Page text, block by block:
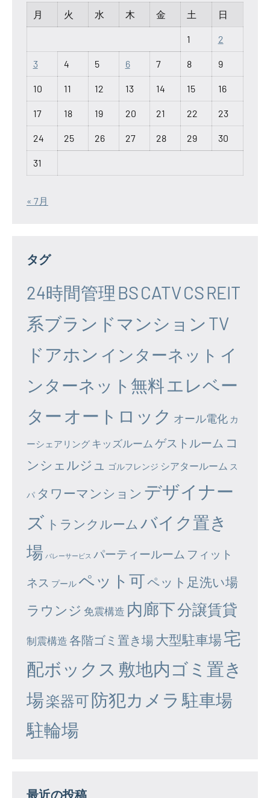
月
火 水 木 金 土 日
1 2
3 4 5 6 7 8 9
10 11 12 13 14 15 16
17 18 19 20 21 22 23
24 25 26 27 28 29 30
31
« 7月
タグ
24時間管理 BSCATVCSREIT
系ブランドマンション TV
ドアホン インターネット イ
ンターネット無料エレベー
ター オートロック オール電化 カ
ーシェアリング キッズルーム ゲストルーム コ
ンシェルジュ
ゴルフレンジ シアタールーム ス
パ タワーマンション デザイナー
ズ トランクルーム バイク置き
場 バレーサービス パーティールーム フィット
ネス プール ペット可ペット足洗い場
ラウンジ 免震構造 内廊下分譲賃貸
制震構造 各階ゴミ置き場大型駐車場宅
配ボックス 敷地内ゴミ置き
場楽器可防犯カメラ 駐車場
駐輪場
最近の投稿